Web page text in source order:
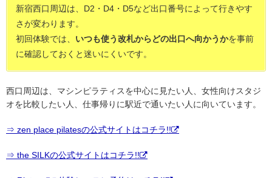
新宿西口周辺は、D2・D4・D5など出口番号によって行きやす
さが変わります。
初回体験では、 いつも使う改札からどの出口へ向かうかを事前
に確認しておくと迷いにくいです。
西口周辺は、マシンピラティスを中心に見たい人、女性向けスタジ
オを比較したい人、仕事帰りに駅近で通いたい人に向いています。
⇒ zen place pilatesの公式サイトはコチラ!!
⇒ the SILKの公式サイトはコチラ!!